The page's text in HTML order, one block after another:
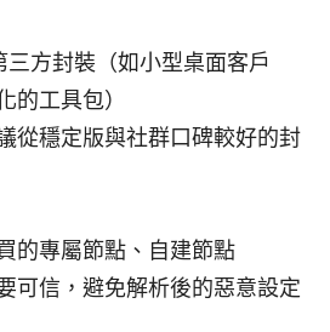
方封裝（如小型桌面客戶
的工具包）
從穩定版與社群口碑較好的封
的專屬節點、自建節點
可信，避免解析後的惡意設定